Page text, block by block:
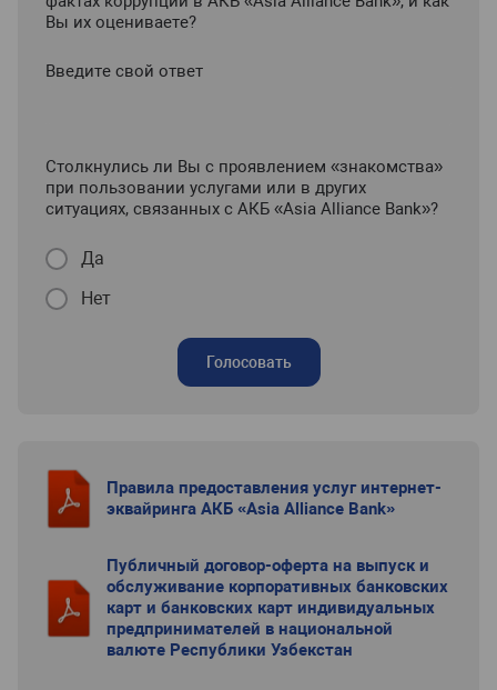
Вы их оцениваете?
Введите свой ответ
Столкнулись ли Вы с проявлением «знакомства»
при пользовании услугами или в других
ситуациях, связанных с АКБ «Asia Alliance Bank»?
Да
Нет
Голосовать
Правила предоставления услуг интернет-
эквайринга АКБ «Asia Alliance Bank»
Публичный договор-оферта на выпуск и
обслуживание корпоративных банковских
карт и банковских карт индивидуальных
предпринимателей в национальной
валюте Республики Узбекстан